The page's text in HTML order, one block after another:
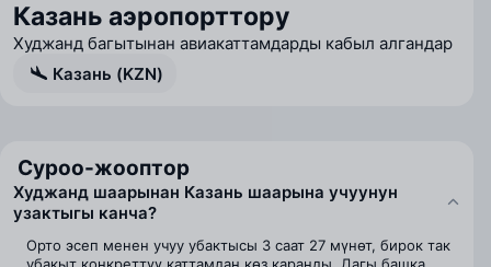
Казань аэропорттору
Худжанд багытынан авиакаттамдарды кабыл алгандар
Казань (KZN)
Суроо-жооптор
Худжанд шаарынан Казань шаарына учуунун
узактыгы канча?
Орто эсеп менен учуу убактысы 3 саат 27 мүнөт, бирок так